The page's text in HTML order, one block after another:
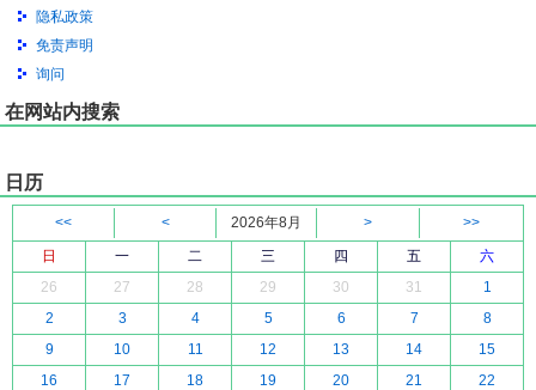
隐私政策
免责声明
询问
在网站内搜索
日历
<< < 2026年8月 >
>>
日
一 二 三 四 五
六
26
27 28 29 30 31
1
2
3 4 5 6 7
8
9
10 11 12 13 14
15
16
17 18 19 20 21
22